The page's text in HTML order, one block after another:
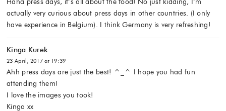
Haha press days, it’s all about the food! No just kidding, I’m
actually very curious about press days in other countries. (I only
have experience in Belgium). I think Germany is very refreshing!
Kinga Kurek
23 April, 2017 at 19:39
Ahh press days are just the best! ^_^ I hope you had fun
attending them!
I love the images you took!
Kinga xx